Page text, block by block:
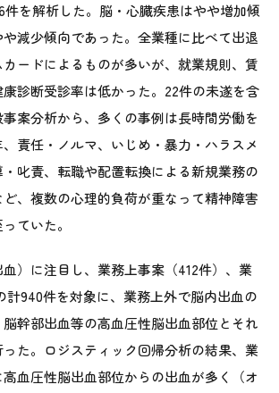
件を解析した。脳・心臓疾患はやや増加傾
減少傾向であった。全業種に比べて出退
ードによるものが多いが、就業規則、賃
診断受診率は低かった。22件の未遂を含
案分析から、多くの事例は長時間労働を
責任・ノルマ、いじめ・暴力・ハラスメ
叱責、転職や配置転換による新規業務の
、複数の心理的負荷が重なって精神障害
ていた。
）に注目し、業務上事案（412件）、業
計940件を対象に、業務上外で脳内出血の
幹部出血等の高血圧性脳出血部位とそれ
た。ロジスティック回帰分析の結果、業
血圧性脳出血部位からの出血が多く（オ